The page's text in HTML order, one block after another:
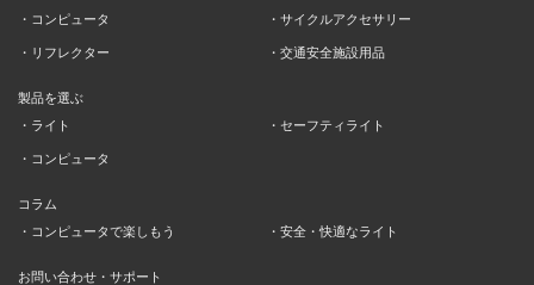
コンピュータ
サイクルアクセサリー
リフレクター
交通安全施設用品
製品を選ぶ
ライト
セーフティライト
コンピュータ
コラム
コンピュータで楽しもう
安全・快適なライト
お問い合わせ・サポート